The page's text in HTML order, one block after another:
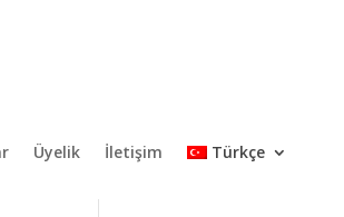
Üyelik İletişim Türkçe